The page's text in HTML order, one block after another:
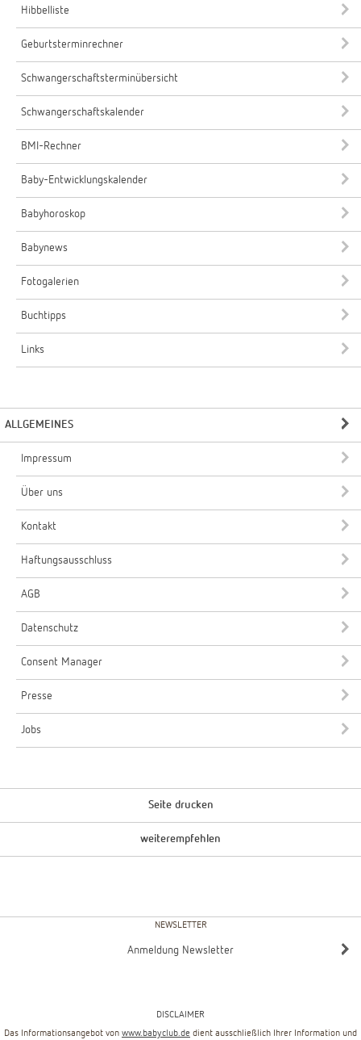
Hibbelliste
Geburtsterminrechner
Schwangerschaftsterminübersicht
Schwangerschaftskalender
BMI-Rechner
Baby-Entwicklungskalender
Babyhoroskop
Babynews
Fotogalerien
Buchtipps
Links
ALLGEMEINES
Impressum
Über uns
Kontakt
Haftungsausschluss
AGB
Datenschutz
Consent Manager
Presse
Jobs
Seite drucken
weiterempfehlen
NEWSLETTER
Anmeldung Newsletter
DISCLAIMER
Das Informationsangebot von www.babyclub.de dient ausschließlich Ihrer Information und